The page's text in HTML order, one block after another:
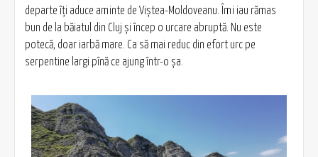
departe îți aduce aminte de Viștea-Moldoveanu. Îmi iau rămas
bun de la băiatul din Cluj și încep o urcare abruptă. Nu este
potecă, doar iarbă mare. Ca să mai reduc din efort urc pe
serpentine largi pînă ce ajung într-o șa.